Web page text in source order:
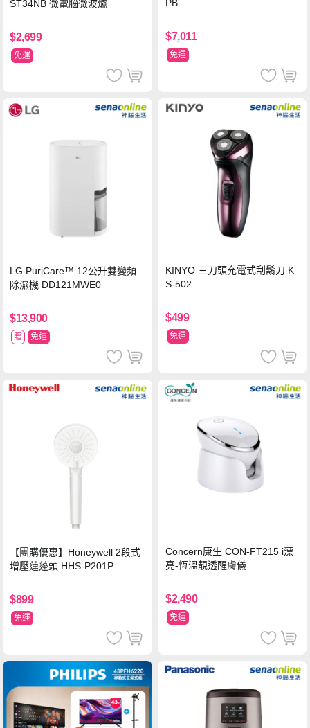
ST34NB 微電腦微波爐
$2,699
免運
PB
$7,011
免運
LG PuriCare™ 12公升雙變頻
除濕機 DD121MWE0
$13,900
贈 免運
KINYO 三刀頭充電式刮鬍刀 K
S-502
$499
免運
【團購優惠】Honeywell 2段式
增壓蓮蓬頭 HHS-P201P
$899
免運
Concern康生 CON-FT215 i漂
亮-恆溫靚透醒膚儀
$2,490
免運